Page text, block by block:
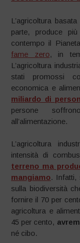
L’agricoltura
parte, produce
contempo il
fame zero, in
L’agricoltura
stati promossi
economica e
miliardo di
persone
all’alimentazione.
L’agricoltura
intensità di
terreno ma
mangiamo. Infatti,
sulla biodiversità
fornire il 70 per
agricoltura e
45 per cento,
né cibo.